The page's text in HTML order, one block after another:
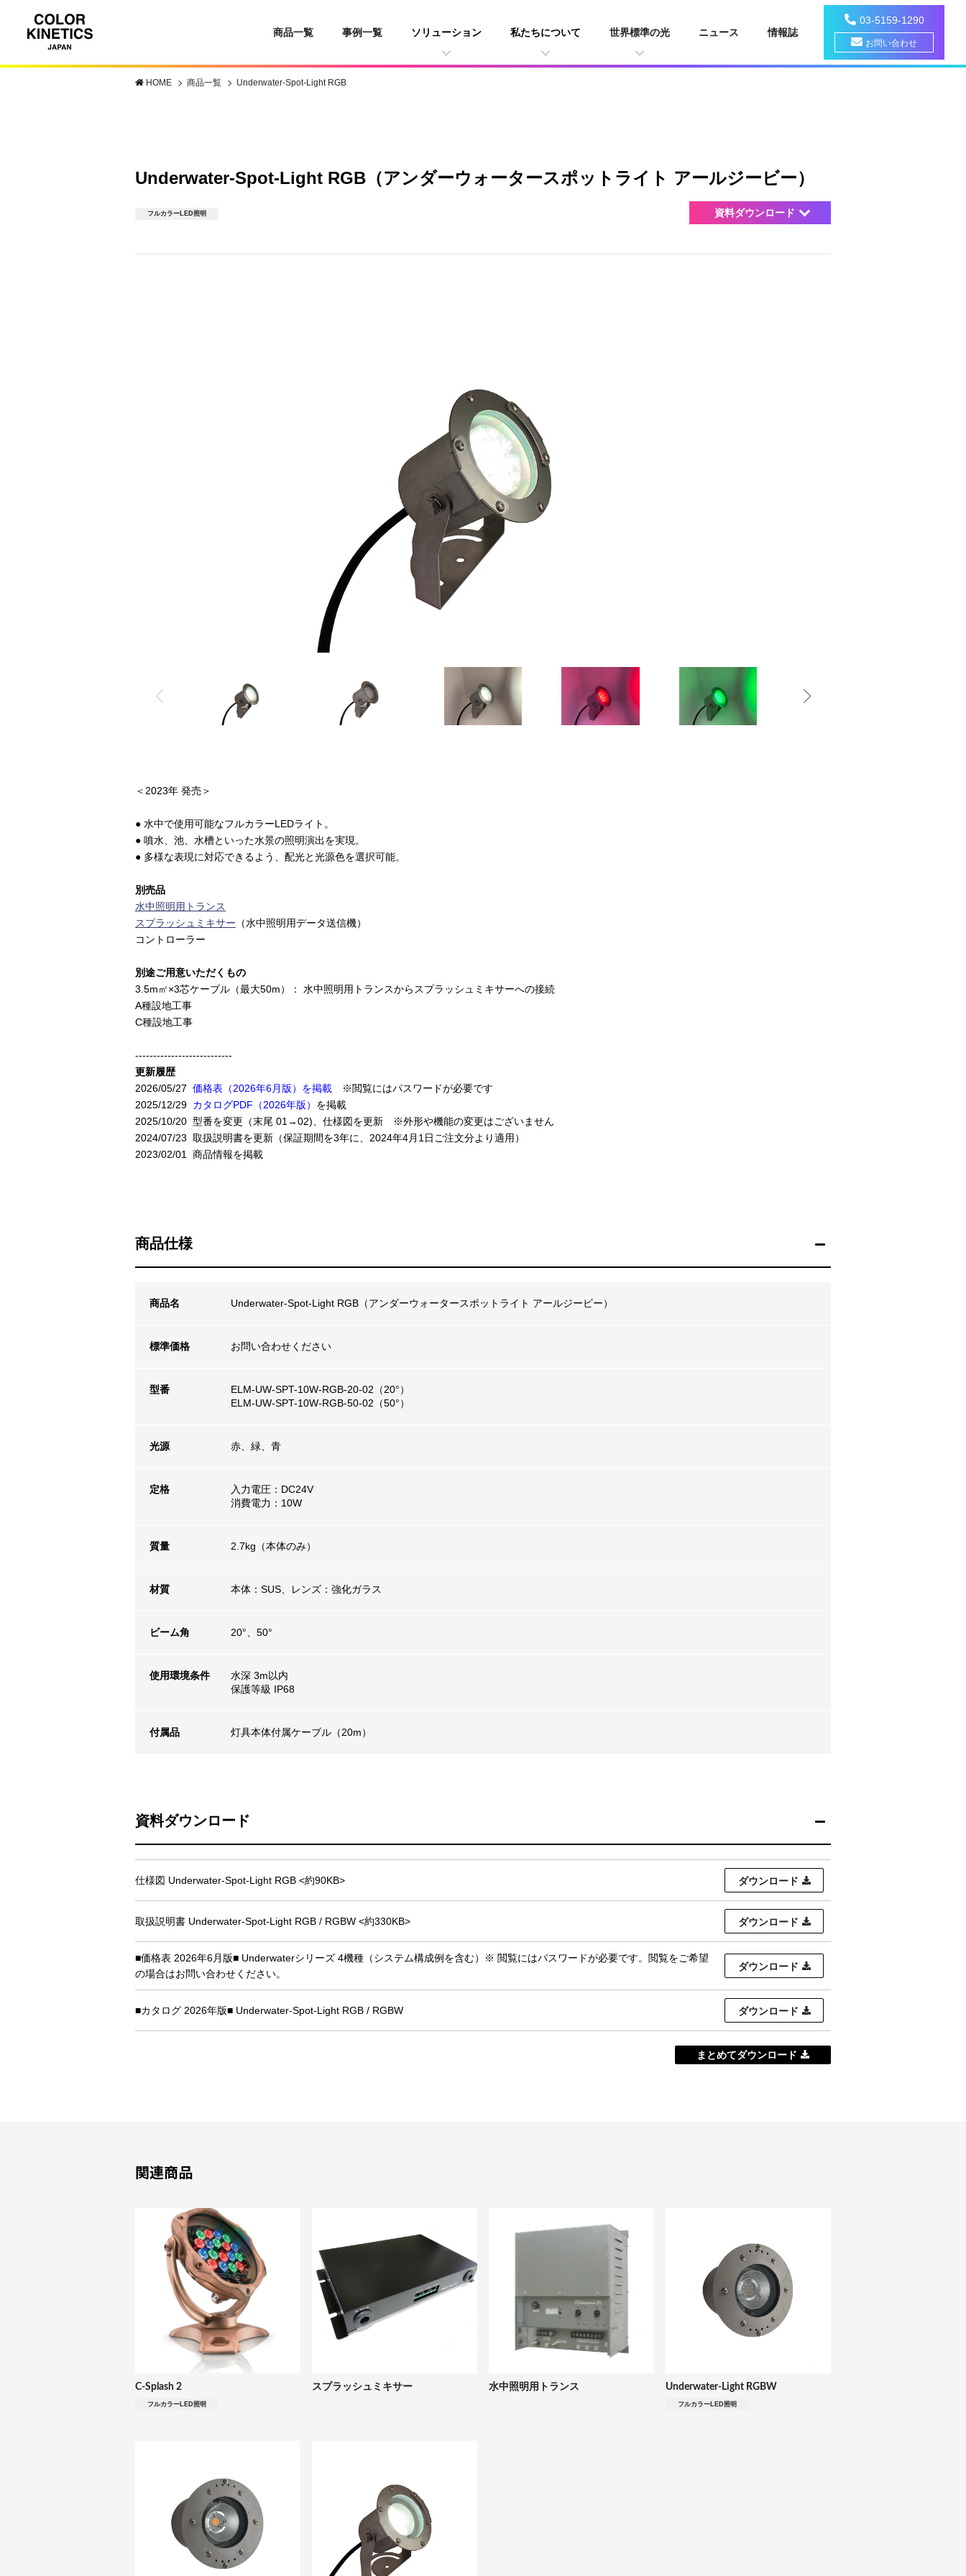
商品一覧 事例一覧 ソリューション 私たちについて 世界標準の光 ニュース 情報誌
03-5159-1290
お問い合わせ
HOME 商品一覧 Underwater-Spot-Light RGB
Underwater-Spot-Light RGB（アンダーウォータースポットライト アールジービー）
フルカラーLED照明 資料ダウンロード
＜2023年 発売＞
● 水中で使用可能なフルカラーLEDライト。
● 噴水、池、水槽といった水景の照明演出を実現。
● 多様な表現に対応できるよう、配光と光源色を選択可能。
別売品
水中照明用トランス
スプラッシュミキサー （水中照明用データ送信機）
コントローラー
別途ご用意いただくもの
3.5m㎡×3芯ケーブル（最大50m）： 水中照明用トランスからスプラッシュミキサーへの接続
A種設地工事
C種設地工事
---------------------------
更新履歴
2026/05/27 価格表（2026年6月版）を掲載 ※閲覧にはパスワードが必要です
2025/12/29 カタログPDF（2026年版） を掲載
2025/10/20 型番を変更（末尾 01→02)、仕様図を更新 ※外形や機能の変更はございません
2024/07/23 取扱説明書を更新（保証期間を3年に、2024年4月1日ご注文分より適用）
2023/02/01 商品情報を掲載
商品仕様
商品名 Underwater-Spot-Light RGB（アンダーウォータースポットライト アールジービー）
標準価格 お問い合わせください
型番
ELM-UW-SPT-10W-RGB-20-02（20°）
ELM-UW-SPT-10W-RGB-50-02（50°）
光源 赤、緑、青
定格
入力電圧：DC24V
消費電力：10W
質量 2.7kg（本体のみ）
材質 本体：SUS、レンズ：強化ガラス
ビーム角 20°、50°
使用環境条件
水深 3m以内
保護等級 IP68
付属品 灯具本体付属ケーブル（20m）
資料ダウンロード
仕様図 Underwater-Spot-Light RGB <約90KB> ダウンロード
取扱説明書 Underwater-Spot-Light RGB / RGBW <約330KB> ダウンロード
■価格表 2026年6月版■ Underwaterシリーズ 4機種（システム構成例を含む）※ 閲覧にはパスワードが必要です。閲覧をご希望
の場合はお問い合わせください。
ダウンロード
■カタログ 2026年版■ Underwater-Spot-Light RGB / RGBW ダウンロード
まとめてダウンロード
関連商品
C-Splash 2
フルカラーLED照明
スプラッシュミキサー 水中照明用トランス Underwater-Light RGBW
フルカラーLED照明